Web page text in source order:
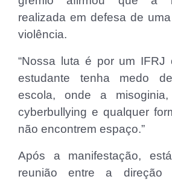
realizada em defesa de
violência.
“Nossa luta é por um IFRJ
estudante tenha medo
escola, onde a
cyberbullying e qualquer
não encontrem espaço.”
Após a manifestação,
reunião entre a direção